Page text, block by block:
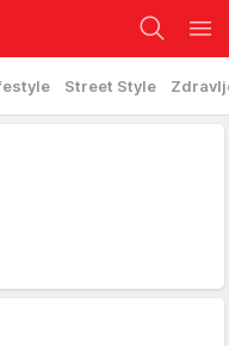
Street Style